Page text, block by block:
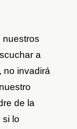
nuestros
a
no invadirá
de la
si lo